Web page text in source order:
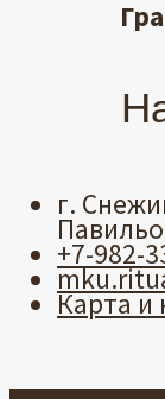
г.
+7-982-
Карта и